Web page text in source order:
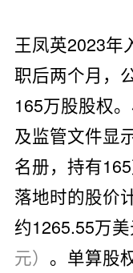
王凤英2023年
职后两个月，
165万股股权
及监管文件显
名册，持有
落地时的股价
约1265.55万
元） 。单算股